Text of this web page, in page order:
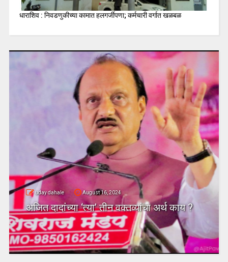
धाराशिव : निवडणुकीच्या कामात हलगर्जीपणा; कर्मचारी वर्गात खळबळ
uday dahale August 16, 2024
अजित दादांच्या ‘त्या’ तीन वक्तव्यांचा अर्थ काय ?